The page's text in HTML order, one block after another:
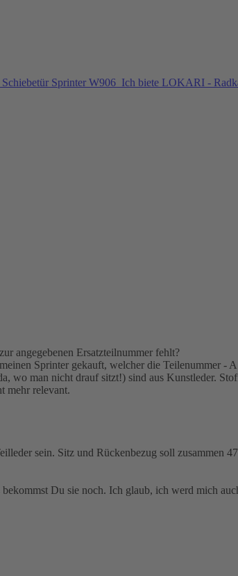
Sprinter W906 Ich biete LOKARI -
angegebenen Ersatzteilnummer fehlt?
Sprinter gekauft, welcher die Teilenummer -
wo man nicht drauf sitzt!) sind aus Kunstleder.
mehr relevant.
sein. Sitz und Rückenbezug soll zusammen
Du sie noch. Ich glaub, ich werd mich